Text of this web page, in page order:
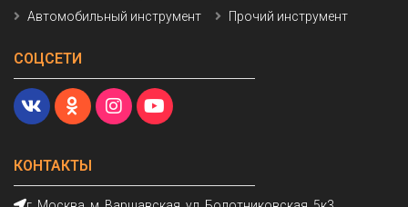
КОНТАКТЫ
Автомобильный инструмент
Прочий инструмент
СОЦСЕТИ